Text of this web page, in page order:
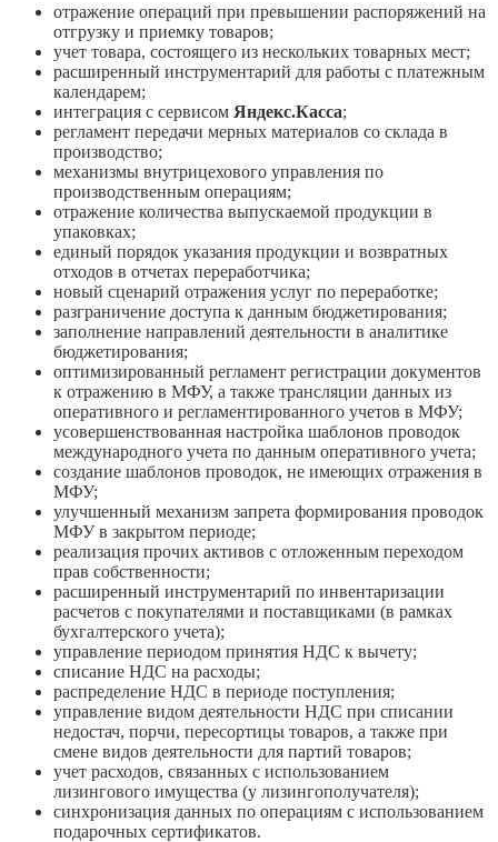
отражение операций при превышении распоряжений на
отгрузку и приемку товаров;
учет товара, состоящего из нескольких товарных мест;
расширенный инструментарий для работы с платежным
календарем;
интеграция с сервисом Яндекс.Касса;
регламент передачи мерных материалов со склада в
производство;
механизмы внутрицехового управления по
производственным операциям;
отражение количества выпускаемой продукции в
упаковках;
единый порядок указания продукции и возвратных
отходов в отчетах переработчика;
новый сценарий отражения услуг по переработке;
разграничение доступа к данным бюджетирования;
заполнение направлений деятельности в аналитике
бюджетирования;
оптимизированный регламент регистрации документов
к отражению в МФУ, а также трансляции данных из
оперативного и регламентированного учетов в МФУ;
усовершенствованная настройка шаблонов проводок
международного учета по данным оперативного учета;
создание шаблонов проводок, не имеющих отражения в
МФУ;
улучшенный механизм запрета формирования проводок
МФУ в закрытом периоде;
реализация прочих активов с отложенным переходом
прав собственности;
расширенный инструментарий по инвентаризации
расчетов с покупателями и поставщиками (в рамках
бухгалтерского учета);
управление периодом принятия НДС к вычету;
списание НДС на расходы;
распределение НДС в периоде поступления;
управление видом деятельности НДС при списании
недостач, порчи, пересортицы товаров, а также при
смене видов деятельности для партий товаров;
учет расходов, связанных с использованием
лизингового имущества (у лизингополучателя);
синхронизация данных по операциям с использованием
подарочных сертификатов.